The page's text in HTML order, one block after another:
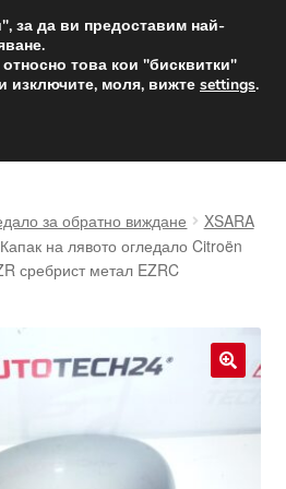
от 12 лв.
по целия свят
за обратно виждане
XSARA
Капак на лявото огледало Citroën
сребрист метал EZRC
за да ви предоставим най-
това кои "бисквитки"
изключите, моля, вижте settings.